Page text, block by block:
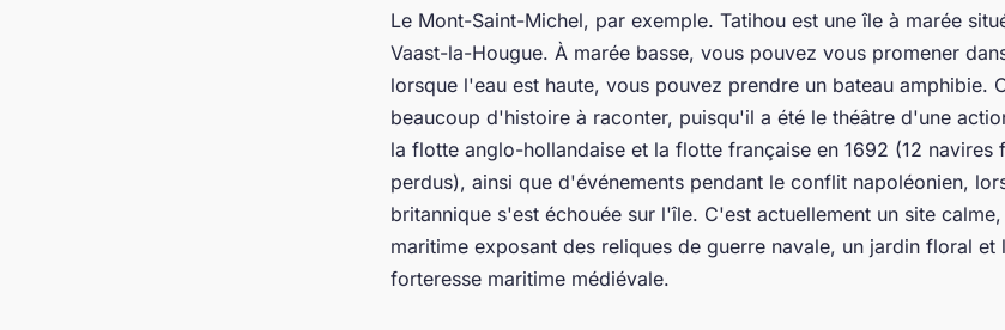
Le Mont-Saint-Michel, par exemple. Tatihou est une île à marée
Vaast-la-Hougue. À marée basse, vous pouvez vous promener
lorsque l'eau est haute, vous pouvez prendre un bateau amphibie.
beaucoup d'histoire à raconter, puisqu'il a été le théâtre d'une
la flotte anglo-hollandaise et la flotte française en 1692 (12 navires
perdus), ainsi que d'événements pendant le conflit napoléonien,
britannique s'est échouée sur l'île. C'est actuellement un site
maritime exposant des reliques de guerre navale, un jardin floral et
forteresse maritime médiévale.